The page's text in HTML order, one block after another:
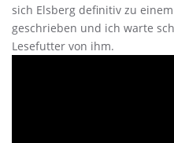
sich Elsberg definitiv zu
geschrieben und ich warte
Lesefutter von ihm.